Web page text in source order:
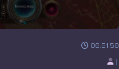
06:51:50
|